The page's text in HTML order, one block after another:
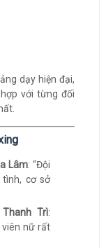
dạy hiện đại,
với từng đối
Lâm: “Đội
tình, cơ sở
Trì:
viên nữ rất